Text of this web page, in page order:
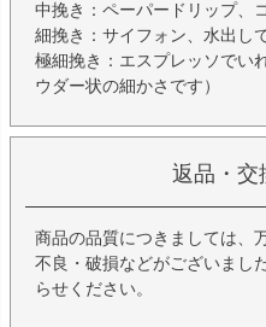
中挽き：ペーパードリップ、
細挽き：サイフォン、水出し
極細挽き：エスプレッソでい
ウダー状の細かさです）
返品・交
商品の品質につきましては、
不良・破損などがございまし
らせください。